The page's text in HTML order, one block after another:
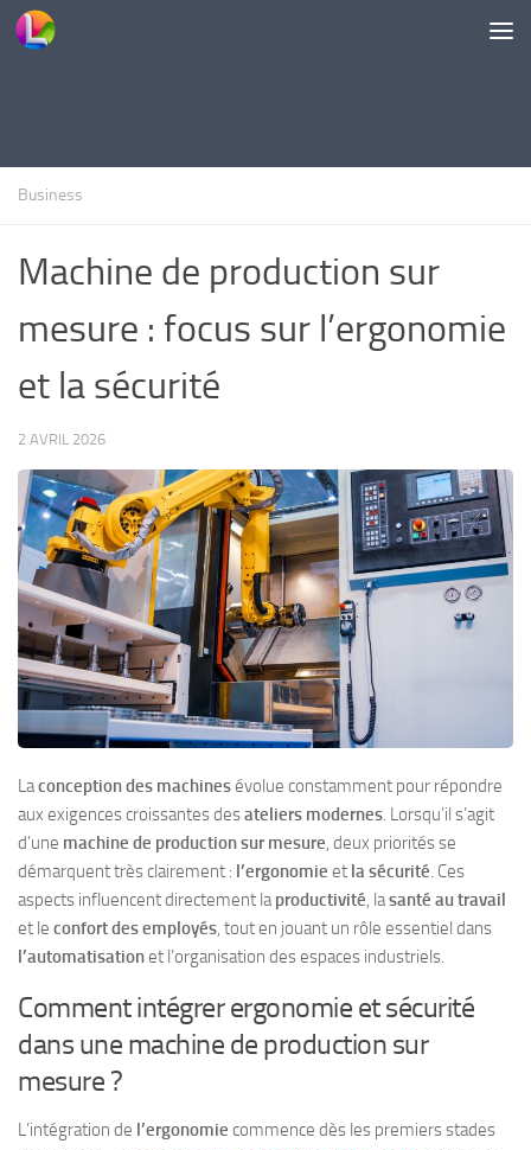
Skip to content
Business
Machine de production sur
mesure : focus sur l’ergonomie
et la sécurité
2 AVRIL 2026
Laconception des machinesévolue constamment pour répondre
aux exigences croissantes desateliers modernes. Lorsqu’il s’agit
d’une machine de production sur mesure, deux priorités se
démarquent très clairement : l’ergonomie et la sécurité. Ces
aspects influencent directement laproductivité, lasanté au travail
et le confort des employés, tout en jouant un rôle essentiel dans
l’automatisationet l’organisation des espaces industriels.
Comment intégrer ergonomie et sécurité
dans une machine de production sur
mesure ?
L’intégration de l’ergonomie commence dès les premiers stades